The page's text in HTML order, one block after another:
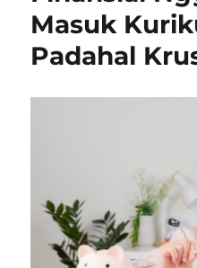
Masuk
Padahal